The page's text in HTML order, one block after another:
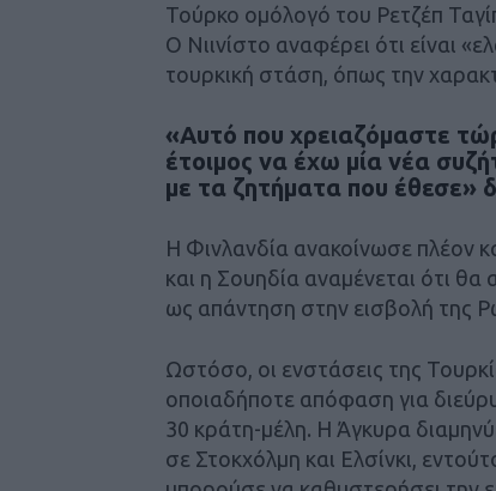
Τούρκο ομόλογό του Ρετζέπ
Ο Νιινίστο αναφέρει ότι είναι
τουρκική στάση, όπως την
«Αυτό που χρειαζόμαστε
έτοιμος να έχω μία νέα
με τα ζητήματα που έθεσε»
Η Φινλανδία ανακοίνωσε πλέον
και η Σουηδία αναμένεται ότι
ως απάντηση στην εισβολή της
Ωστόσο, οι ενστάσεις της
οποιαδήποτε απόφαση για
30 κράτη-μέλη. Η Άγκυρα
σε Στοκχόλμη και Ελσίνκι,